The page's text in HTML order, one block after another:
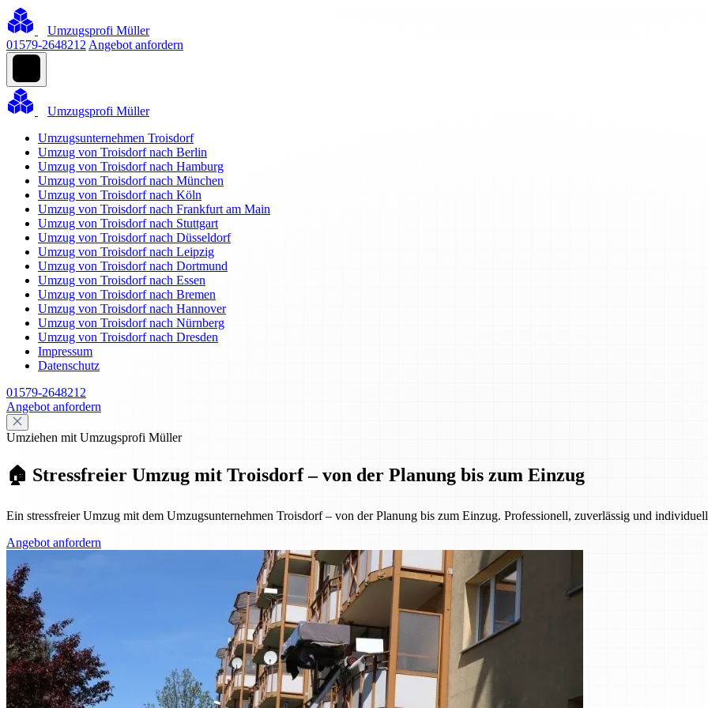
Umzugsprofi Müller
01579-2648212 Angebot anfordern
Umzugsprofi Müller
Umzugsunternehmen Troisdorf
Umzug von Troisdorf nach Berlin
Umzug von Troisdorf nach Hamburg
Umzug von Troisdorf nach München
Umzug von Troisdorf nach Köln
Umzug von Troisdorf nach Frankfurt am Main
Umzug von Troisdorf nach Stuttgart
Umzug von Troisdorf nach Düsseldorf
Umzug von Troisdorf nach Leipzig
Umzug von Troisdorf nach Dortmund
Umzug von Troisdorf nach Essen
Umzug von Troisdorf nach Bremen
Umzug von Troisdorf nach Hannover
Umzug von Troisdorf nach Nürnberg
Umzug von Troisdorf nach Dresden
Impressum
Datenschutz
01579-2648212
Angebot anfordern
Umziehen mit Umzugsprofi Müller
🏠 Stressfreier Umzug mit Troisdorf – von der Planung bis zum Einzug
Ein stressfreier Umzug mit dem Umzugsunternehmen Troisdorf – von der Planung bis zum Einzug. Professionell, zuverlässig und
Angebot anfordern